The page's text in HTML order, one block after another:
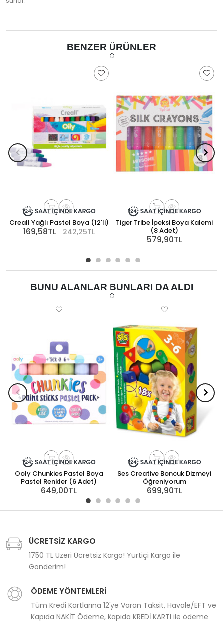
BENZER ÜRÜNLER
Creall Yağlı Pastel Boya (12'li)
169,58TL 242,25TL
Tiger Tribe İpeksi Boya Kalemi
(8 Adet)
579,90TL
BUNU ALANLAR BUNLARI DA ALDI
Ooly Chunkies Pastel Boya
Pastel Renkler (6 Adet)
649,00TL
Ses Creative Boncuk Dizmeyi
Öğreniyorum
699,90TL
ÜCRETSİZ KARGO
1750 TL Üzeri Ücretsiz Kargo! Yurtiçi Kargo ile
Gönderim!
ÖDEME YÖNTEMLERİ
Tüm Kredi Kartlarına 12'ye Varan Taksit, Havale/EFT ve
Kapıda NAKİT Ödeme, Kapıda KREDİ KARTI ile ödeme